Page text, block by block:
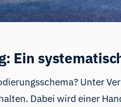
Ein
Unter
Dabei wird einer